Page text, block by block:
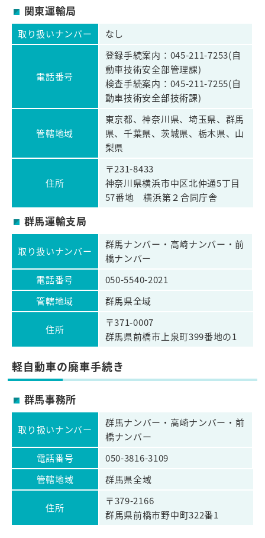
関東運輸局
取り扱いナンバー なし
電話番号
登録手続案内：045-211-7253(自
動車技術安全部管理課)
検査手続案内：045-211-7255(自
動車技術安全部技術課)
管轄地域
東京都、神奈川県、埼玉県、群馬
県、千葉県、茨城県、栃木県、山
梨県
住所
〒231-8433
神奈川県横浜市中区北仲通5丁目
57番地 横浜第２合同庁舎
群馬運輸支局
取り扱いナンバー
群馬ナンバー・高崎ナンバー・前
橋ナンバー
電話番号
050-5540-2021
管轄地域
群馬県全域
住所
〒371-0007
群馬県前橋市上泉町399番地の1
軽自動車の廃車手続き
群馬事務所
取り扱いナンバー
群馬ナンバー・高崎ナンバー・前
橋ナンバー
電話番号
050-3816-3109
管轄地域
群馬県全域
住所
〒379-2166
群馬県前橋市野中町322番1